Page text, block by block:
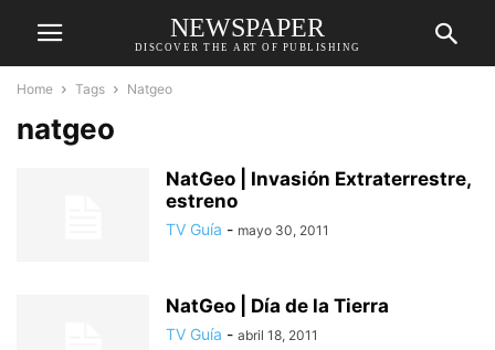
NEWSPAPER
DISCOVER THE ART OF PUBLISHING
Home Tags Natgeo
natgeo
NatGeo | Invasión Extraterrestre,
estreno
TV Guía - mayo 30, 2011
NatGeo | Día de la Tierra
TV Guía - abril 18, 2011